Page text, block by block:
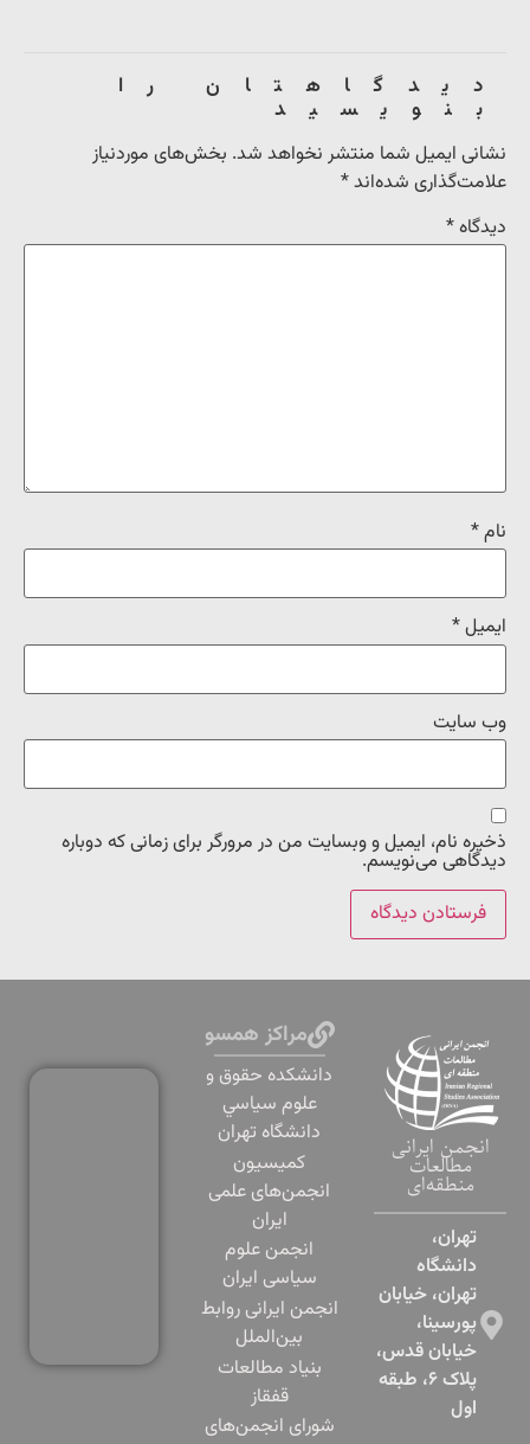
دیدگاهتان را
بنویسید
نشانی ایمیل شما منتشر نخواهد شد. بخش‌های موردنیاز
علامت‌گذاری شده‌اند*
دیدگاه*
نام*
ایمیل*
وب‌ سایت
ذخیره نام، ایمیل و وبسایت من در مرورگر برای زمانی که دوباره
دیدگاهی می‌نویسم.
انجمن ایرانی
مطالعات
منطقه‌ای
تهران،
دانشگاه
تهران، خیابان
پورسینا،
خیابان قدس،
پلاک ۶، طبقه
اول​
مراکز همسو
دانشكده حقوق و
علوم سياسي
دانشگاه تهران
کمیسیون
انجمن‌های علمی
ایران
انجمن علوم
سیاسی ایران
انجمن ایرانی روابط
بین‌الملل
بنياد مطالعات
قفقاز
شورای انجمن‌های